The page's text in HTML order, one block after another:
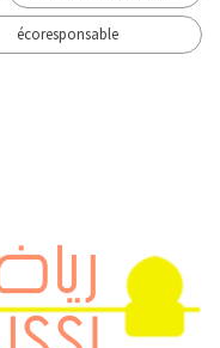
écoresponsable